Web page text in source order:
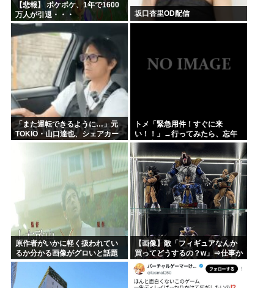
【悲報】 ポケポケ、1年で1600
万人が引退・・・
坂口杏里OD配信
「また運転できるように…」元
TOKIO・山口達也、シェアカー
運転&ギター演奏姿にファン感動
トメ「緊急用件！すぐに来
い！！」→行ってみたら、忘年
会に出るからコウトらにメシを
作れと。言いたい事言って帰ろ
うとしたら、コウトらが必タヒ
に...
原作者がいかに軽く扱われてい
るか分かる画像がグロいと話題
に！これおかしいって誰も気づ
かなかったのかよ！？
【画像】敵「フィギュアなんか
買ってどうするの？w」⇒仕事か
ら疲れて帰ってきて家にこんな
棚があったら疲れが吹き飛ぶだ
ろ？